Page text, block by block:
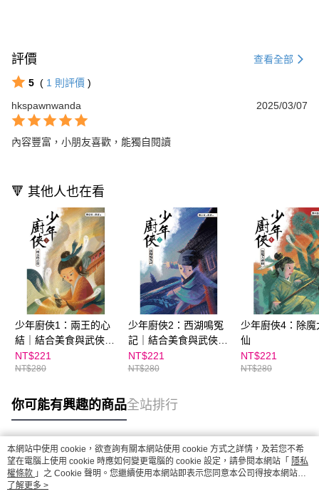
評價 查看全部
5 ( 1 則評價 )
hkspawnwanda
2025/03/07
內容豐富，小朋友喜歡，能獨自閱讀
🔻 其他人也在看
少年廚俠1：兩王的心
結｜結合美食與武俠的
冒險之旅
NT$221
NT$280
少年廚俠2：西湖鳴冤
記｜結合美食與武俠的
冒險之旅
NT$221
NT$280
少年廚俠4：除魔
仙
NT$221
NT$280
你可能有興趣的商品全站排行
熱門標籤
本網站中使用 cookie，欲查詢有關本網站使用 cookie 方式之詳情，及若您不希
望在電腦上使用 cookie 時應如何變更電腦的 cookie 設定，請參閱本網站「 隱私
權條款 」之 Cookie 聲明。您繼續使用本網站即表示您同意本公司得按本網站使
用條款之 Cookie 聲明使用 cookie。
了解更多 >